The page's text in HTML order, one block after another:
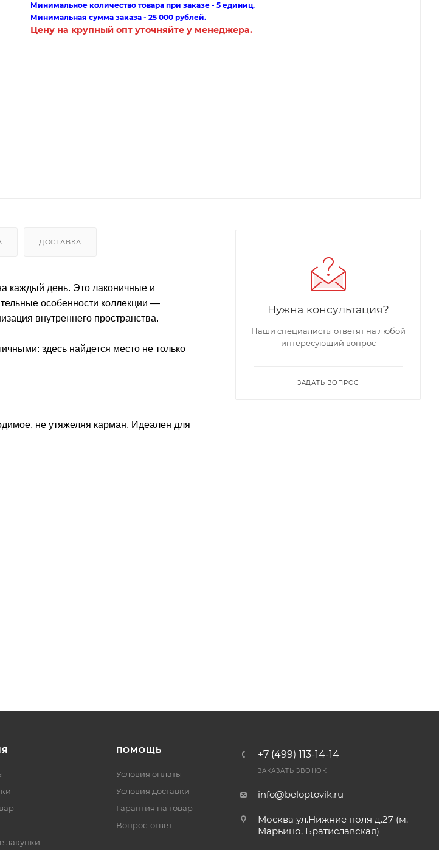
Минимальное количество товара при заказе - 5 единиц.
Минимальная сумма заказа - 25 000 рублей.
Цену на крупный опт уточняйте у менеджера.
ДОСТАВКА
каждый день. Это лаконичные и
особенности коллекции —
внутреннего пространства.
здесь найдется место не только
не утяжеляя карман. Идеален для
Нужна консультация?
Наши специалисты ответят на любой
интересующий вопрос
ЗАДАТЬ ВОПРОС
закупки
ПОМОЩЬ
Условия оплаты
Условия доставки
Гарантия на товар
Вопрос-ответ
+7 (499) 113-14-14
ЗАКАЗАТЬ ЗВОНОК
info@beloptovik.ru
Москва ул.Нижние поля д.27 (м.
Марьино, Братиславская)